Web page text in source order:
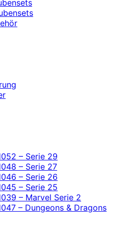
– Serie 29
– Serie 27
– Serie 26
– Serie 25
– Marvel Serie 2
– Dungeons & Dragons